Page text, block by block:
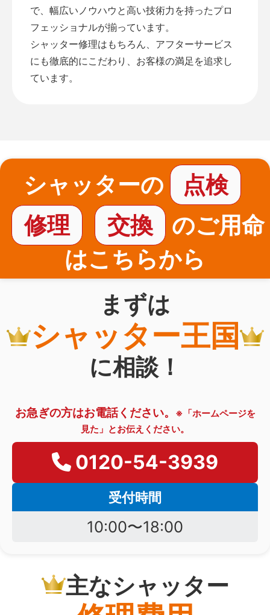
で、幅広いノウハウと高い技術力を持ったプロ
フェッショナルが揃っています。
シャッター修理はもちろん、アフターサービス
にも徹底的にこだわり、お客様の満足を追求し
ています。
シャッターの
点検
修理
交換
のご用命
はこちらから
まずは
シャッター王国
に相談！
お急ぎの方はお電話ください。
※「ホームページを
見た」とお伝えください。
0120-54-3939
受付時間
10:00〜18:00
主なシャッター